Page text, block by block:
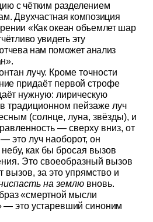
с чётким разделением
Двухчастная композиция
«Как океан объемлет шар
увидеть эту
нам поможет анализ
лучу. Кроме точности
придаёт первой строфе
нужную: лирическую
традиционном пейзаже луч
(солнце, луна, звёзды), и
— сверху вниз, от
это луч наоборот, он
как бы бросая вызов
Это своеобразный вызов
вызов, за это упрямство и
на землю вновь.
«смертной мысли
— это устаревший синоним